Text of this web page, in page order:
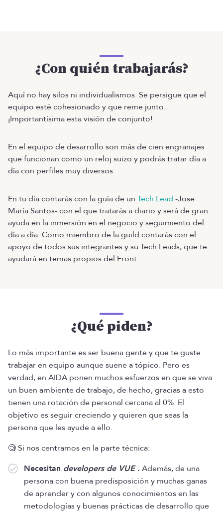
¿Con quién trabajarás?
Aquí no hay silos ni individualismos. Se persigue que el
equipo esté cohesionado y que reme junto.
¡Importantísima esta visión de conjunto!
En el equipo de desarrollo son más de cien engranajes
que funcionan como un reloj suizo y podrás tratar día a
día con perfiles muy diversos.
En tu día contarás con la guía de un Tech Lead -Jose
María Santos- con el que tratarás a diario y será de gran
ayuda en la inmersión en el negocio y seguimiento del
día a día. Como miembro de la guild contarás con el
apoyo de todos sus integrantes y su Tech Leads, que te
ayudará en temas propios del Front.
¿Qué piden?
Lo más importante es ser buena gente y que te guste
trabajar en equipo aunque suene a tópico. Pero es
verdad, en AIDA ponen muchos esfuerzos en que se viva
un buen ambiente de trabajo, de hecho, gracias a esto
tienen una rotación de personal cercana al 0%. El
objetivo es seguir creciendo y quieren que seas la
persona que les ayude a ello.
🧐 Si nos centramos en la parte técnica:
Necesitan developers de VUE . Además, de una
persona con buena predisposición y muchas ganas
de aprender y con algunos conocimientos en las
metodologías y buenas prácticas de desarrollo que